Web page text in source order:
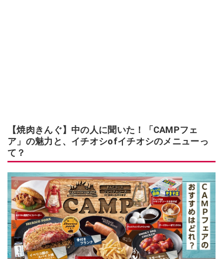
【焼肉きんぐ】中の人に聞いた！「CAMPフェ
ア」の魅力と、イチオシofイチオシのメニューっ
て？